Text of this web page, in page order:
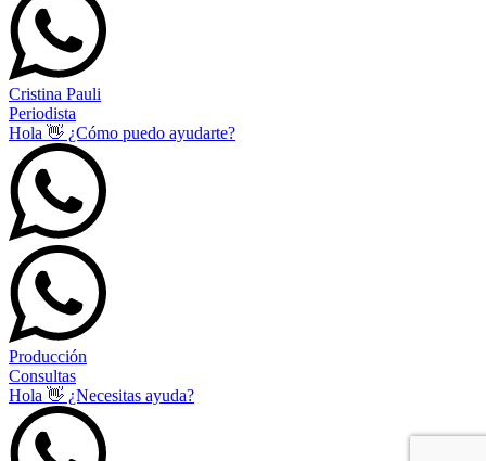
Cristina Pauli
Periodista
Hola 👋 ¿Cómo puedo ayudarte?
Producción
Consultas
Hola 👋 ¿Necesitas ayuda?